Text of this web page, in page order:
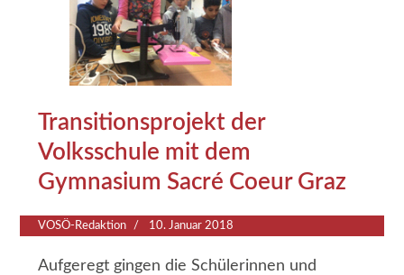
Transitionsprojekt der
Volksschule mit dem
Gymnasium Sacré Coeur Graz
VOSÖ-Redaktion 10. Januar 2018
Aufgeregt gingen die Schülerinnen und